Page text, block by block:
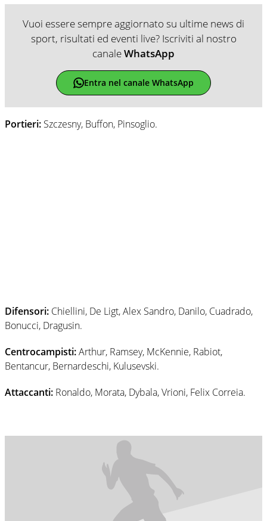
Vuoi essere sempre aggiornato su ultime news di
sport, risultati ed eventi live? Iscriviti al nostro
canaleWhatsApp
Entra nel canale WhatsApp
Portieri: Szczesny, Buffon, Pinsoglio.
Difensori: Chiellini, De Ligt, Alex Sandro, Danilo, Cuadrado,
Bonucci, Dragusin.
Centrocampisti:Arthur, Ramsey, McKennie, Rabiot,
Bentancur, Bernardeschi, Kulusevski.
Attaccanti: Ronaldo, Morata, Dybala, Vrioni, Felix Correia.